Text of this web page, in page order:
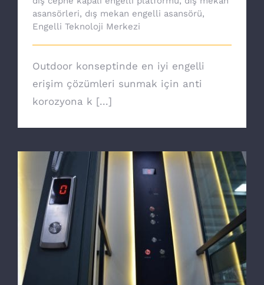
asansörleri, dış mekan engelli asansörü,
Engelli Teknoloji Merkezi
Outdoor konseptinde en iyi engelli
erişim çözümleri sunmak için anti
korozyona k [...]
Ev asansörü ile özgürsünüz